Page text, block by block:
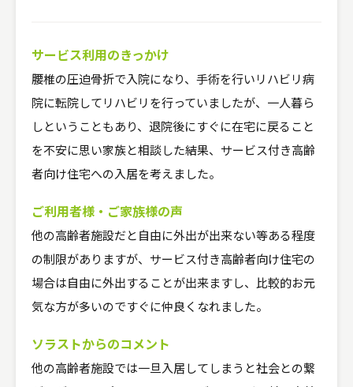
サービス利用のきっかけ
腰椎の圧迫骨折で入院になり、手術を行いリハビリ病
院に転院してリハビリを行っていましたが、一人暮ら
しということもあり、退院後にすぐに在宅に戻ること
を不安に思い家族と相談した結果、サービス付き高齢
者向け住宅への入居を考えました。
ご利用者様・ご家族様の声
他の高齢者施設だと自由に外出が出来ない等ある程度
の制限がありますが、サービス付き高齢者向け住宅の
場合は自由に外出することが出来ますし、比較的お元
気な方が多いのですぐに仲良くなれました。
ソラストからのコメント
他の高齢者施設では一旦入居してしまうと社会との繋